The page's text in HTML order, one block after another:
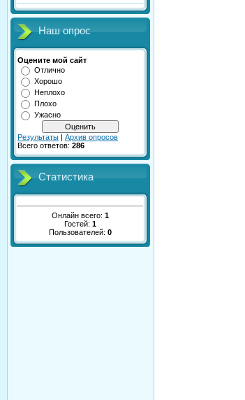
Наш опрос
Оцените мой сайт
Отлично
Хорошо
Неплохо
Плохо
Ужасно
Результаты | Архив опросов
Всего ответов: 286
Статистика
Онлайн всего: 1
Гостей: 1
Пользователей: 0